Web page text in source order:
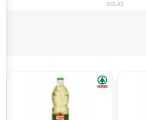
OGLAS